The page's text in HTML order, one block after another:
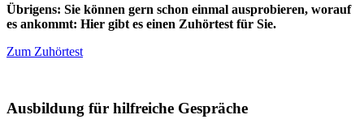
Übrigens: Sie können gern schon einmal ausprobieren, worauf
es ankommt: Hier gibt es einen Zuhörtest für Sie.
Zum Zuhörtest
Ausbildung für hilfreiche Gespräche